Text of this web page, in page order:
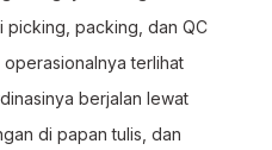
packing, dan QC
terlihat
berjalan lewat
di papan tulis, dan